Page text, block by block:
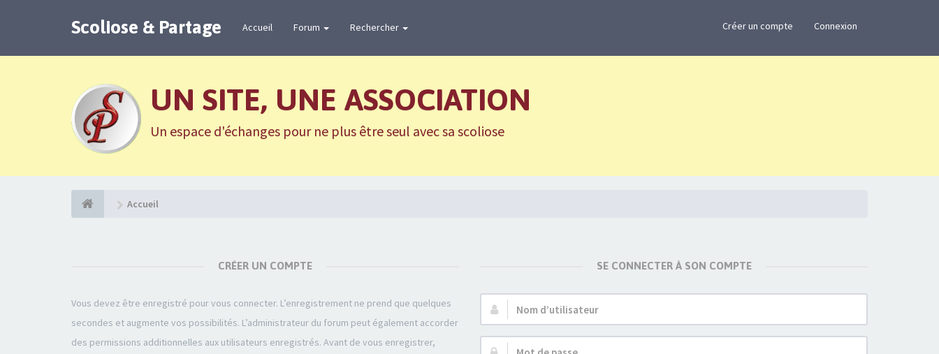
Scoliose & Partage Accueil Forum Rechercher Créer un compte Connexion
UN SITE, UNE ASSOCIATION
Un espace d'échanges pour ne plus être seul avec sa scoliose
Accueil
CRÉER UN COMPTE
Vous devez être enregistré pour vous connecter. L’enregistrement ne prend que quelques
secondes et augmente vos possibilités. L’administrateur du forum peut également accorder
des permissions additionnelles aux utilisateurs enregistrés. Avant de vous enregistrer,
SE CONNECTER À SON COMPTE
Nom